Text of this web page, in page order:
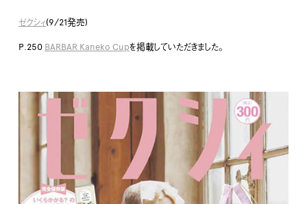
ゼクシィ(9/21発売)
P.250 BARBAR Kaneko Cupを掲載していただきました。